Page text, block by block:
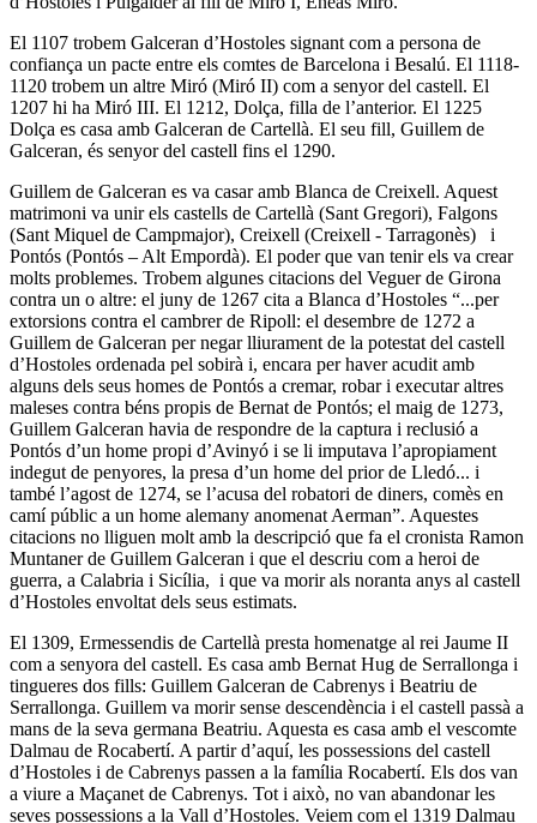
El 1107 trobem Galceran d’Hostoles signant com a persona de
confiança un pacte entre els comtes de Barcelona i Besalú. El 1118-
1120 trobem un altre Miró (Miró II) com a senyor del castell. El
1207 hi ha Miró III. El 1212, Dolça, filla de l’anterior. El 1225
Dolça es casa amb Galceran de Cartellà. El seu fill, Guillem de
Galceran, és senyor del castell fins el 1290.
Guillem de Galceran es va casar amb Blanca de Creixell. Aquest
matrimoni va unir els castells de Cartellà (Sant Gregori), Falgons
(Sant Miquel de Campmajor), Creixell (Creixell - Tarragonès) i
Pontós (Pontós – Alt Empordà). El poder que van tenir els va crear
molts problemes. Trobem algunes citacions del Veguer de Girona
contra un o altre: el juny de 1267 cita a Blanca d’Hostoles “...per
extorsions contra el cambrer de Ripoll: el desembre de 1272 a
Guillem de Galceran per negar lliurament de la potestat del castell
d’Hostoles ordenada pel sobirà i, encara per haver acudit amb
alguns dels seus homes de Pontós a cremar, robar i executar altres
maleses contra béns propis de Bernat de Pontós; el maig de 1273,
Guillem Galceran havia de respondre de la captura i reclusió a
Pontós d’un home propi d’Avinyó i se li imputava l’apropiament
indegut de penyores, la presa d’un home del prior de Lledó... i
també l’agost de 1274, se l’acusa del robatori de diners, comès en
camí públic a un home alemany anomenat Aerman”. Aquestes
citacions no lliguen molt amb la descripció que fa el cronista Ramon
Muntaner de Guillem Galceran i que el descriu com a heroi de
guerra, a Calabria i Sicília, i que va morir als noranta anys al castell
d’Hostoles envoltat dels seus estimats.
El 1309, Ermessendis de Cartellà presta homenatge al rei Jaume II
com a senyora del castell. Es casa amb Bernat Hug de Serrallonga i
tingueres dos fills: Guillem Galceran de Cabrenys i Beatriu de
Serrallonga. Guillem va morir sense descendència i el castell passà a
mans de la seva germana Beatriu. Aquesta es casa amb el vescomte
Dalmau de Rocabertí. A partir d’aquí, les possessions del castell
d’Hostoles i de Cabrenys passen a la família Rocabertí. Els dos van
a viure a Maçanet de Cabrenys. Tot i això, no van abandonar les
seves possessions a la Vall d’Hostoles. Veiem com el 1319 Dalmau